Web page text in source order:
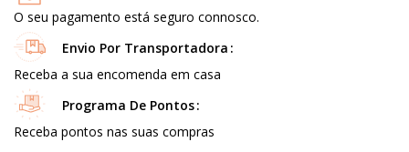
O seu pagamento está seguro connosco.
Envio Por Transportadora
Receba a sua encomenda em casa
Programa De Pontos
Receba pontos nas suas compras